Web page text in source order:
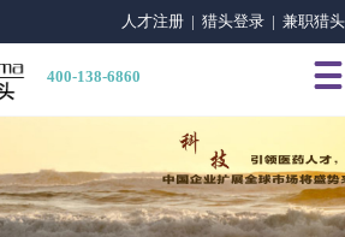
人才注册 | 猎头登录 | 兼职猎头
400-138-6860 